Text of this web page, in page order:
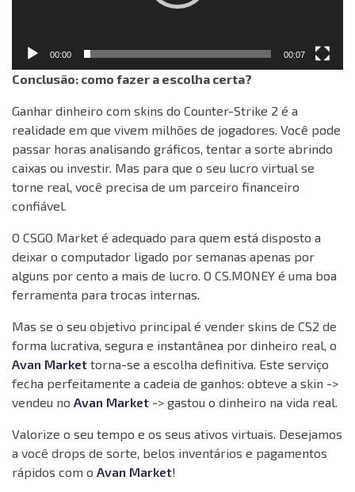
00:00 00:07
Conclusão: como fazer a escolha certa?
Ganhar dinheiro com skins do Counter-Strike 2 é a
realidade em que vivem milhões de jogadores. Você pode
passar horas analisando gráficos, tentar a sorte abrindo
caixas ou investir. Mas para que o seu lucro virtual se
torne real, você precisa de um parceiro financeiro
confiável.
O CSGO Market é adequado para quem está disposto a
deixar o computador ligado por semanas apenas por
alguns por cento a mais de lucro. O CS.MONEY é uma boa
ferramenta para trocas internas.
Mas se o seu objetivo principal é vender skins de CS2 de
forma lucrativa, segura e instantânea por dinheiro real, o
Avan Market torna-se a escolha definitiva. Este serviço
fecha perfeitamente a cadeia de ganhos: obteve a skin ->
vendeu no Avan Market -> gastou o dinheiro na vida real.
Valorize o seu tempo e os seus ativos virtuais. Desejamos
a você drops de sorte, belos inventários e pagamentos
rápidos com o Avan Market!